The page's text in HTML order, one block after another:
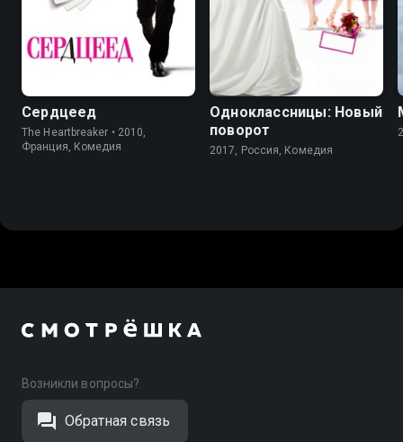
Сердцеед
The Heartbreaker • 2010,
Франция, Комедия
Одноклассницы: Новый
поворот
2017, Россия, Комедия
Возникли вопросы?
Обратная связь